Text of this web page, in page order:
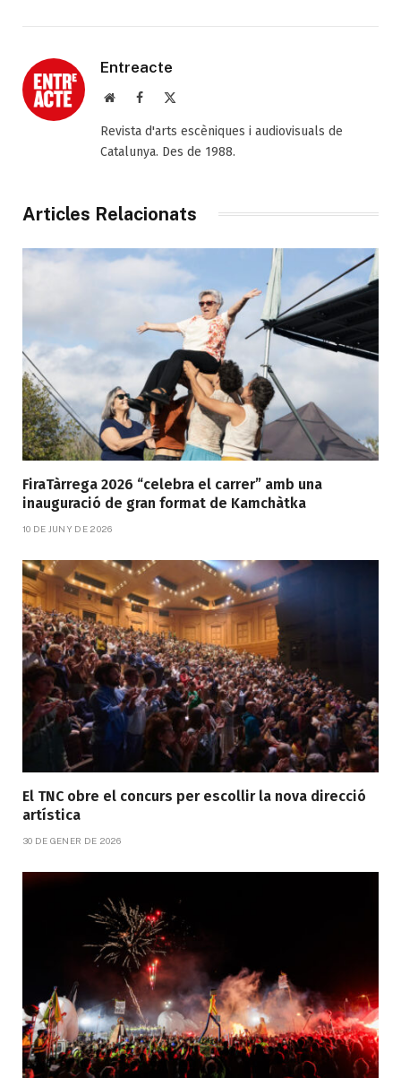
Entreacte
Web Facebook
Revista d'arts escèniques i audiovisuals de
Catalunya. Des de 1988.
Articles Relacionats
FiraTàrrega 2026 “celebra el carrer” amb una
inauguració de gran format de Kamchàtka
10 DE JUNY DE 2026
El TNC obre el concurs per escollir la nova direcció
artística
30 DE GENER DE 2026